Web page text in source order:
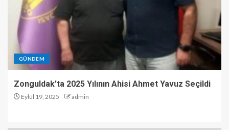
GÜNDEM
Zonguldak’ta 2025 Yılının Ahisi Ahmet Yavuz Seçildi
Eylül 19, 2025 admin